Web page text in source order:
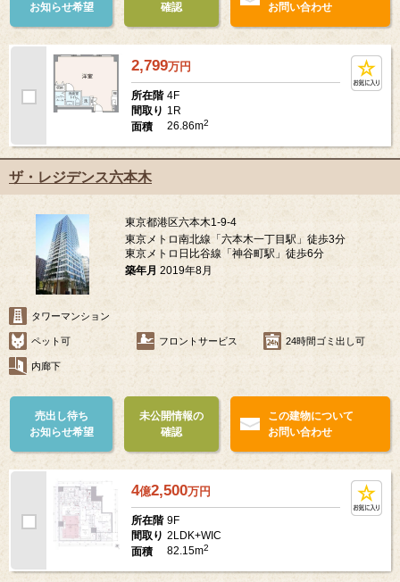
お知らせ希望
確認
お問い合わせ
2,799万円
所在階 4F
間取り 1R
面積
26.86m2
ザ・レジデンス六本木
東京都港区六本木1-9-4
東京メトロ南北線「六本木一丁目駅」徒歩3分
東京メトロ日比谷線「神谷町駅」徒歩6分
築年月 2019年8月
タワーマンション
ペット可 フロントサービス 24時間ゴミ出し可
内廊下
売出し待ち
お知らせ希望
未公開情報の
確認
この建物について
お問い合わせ
4億2,500万円
所在階 9F
間取り 2LDK+WIC
面積
82.15m2